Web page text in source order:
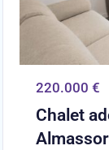
220.000 €
Chalet